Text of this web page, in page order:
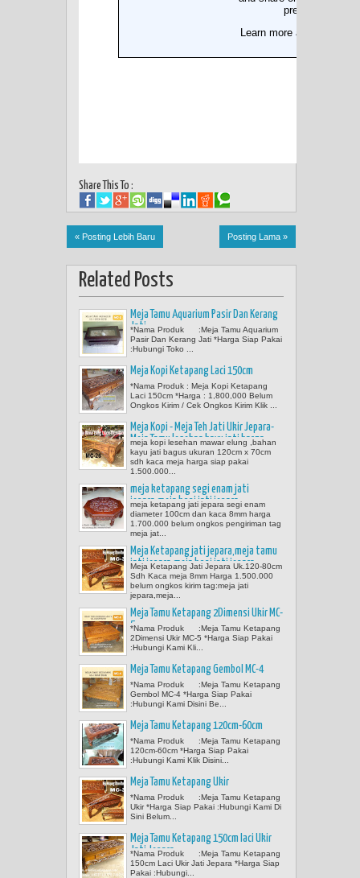
Share This To :
« Posting Lebih Baru Posting Lama »
Related Posts
Meja Tamu Aquarium Pasir Dan Kerang
Jati
*Nama Produk :Meja Tamu Aquarium
Pasir Dan Kerang Jati *Harga Siap Pakai
:Hubungi Toko ...
Meja Kopi Ketapang Laci 150cm
*Nama Produk : Meja Kopi Ketapang
Laci 150cm *Harga : 1,800,000 Belum
Ongkos Kirim / Cek Ongkos Kirim Klik ...
Meja Kopi - Meja Teh Jati Ukir Jepara-
Meja Tamu lesehan kayu jati harga
1.700.000
meja kopi lesehan mawar elung ,bahan
kayu jati bagus ukuran 120cm x 70cm
sdh kaca meja harga siap pakai
1.500.000...
meja ketapang segi enam jati
jepara,meja kopi jati jepara
meja ketapang jati jepara segi enam
diameter 100cm dan kaca 8mm harga
1.700.000 belum ongkos pengiriman tag
meja jat...
Meja Ketapang jati jepara,meja tamu
jati jepara,meja kopi jati jepara
Meja Ketapang Jati Jepara Uk.120-80cm
Sdh Kaca meja 8mm Harga 1.500.000
belum ongkos kirim tag:meja jati
jepara,meja...
Meja Tamu Ketapang 2Dimensi Ukir MC-
5
*Nama Produk :Meja Tamu Ketapang
2Dimensi Ukir MC-5 *Harga Siap Pakai
:Hubungi Kami Kli...
Meja Tamu Ketapang Gembol MC-4
*Nama Produk :Meja Tamu Ketapang
Gembol MC-4 *Harga Siap Pakai
:Hubungi Kami Disini Be...
Meja Tamu Ketapang 120cm-60cm
*Nama Produk :Meja Tamu Ketapang
120cm-60cm *Harga Siap Pakai
:Hubungi Kami Klik Disini...
Meja Tamu Ketapang Ukir
*Nama Produk :Meja Tamu Ketapang
Ukir *Harga Siap Pakai :Hubungi Kami Di
Sini Belum...
Meja Tamu Ketapang 150cm laci Ukir
Jati Jepara
*Nama Produk :Meja Tamu Ketapang
150cm Laci Ukir Jati Jepara *Harga Siap
Pakai :Hubungi...